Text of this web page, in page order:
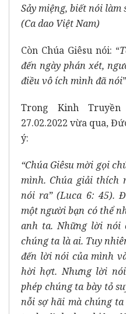
Sảy miệng, biết nói làm
(Ca dao Việt Nam)
Còn Chúa Giêsu nói: “
đến ngày phán xét,
điều vô ích mình đã nói
Trong Kinh
27.02.2022 vừa qua,
ý:
“Chúa Giêsu mời gọi
mình. Chúa giải thích
nói ra” (Luca 6: 45).
một người bạn có thể
anh ta. Những lời nói
chúng ta là ai. Tuy
đến lời nói của mình
hời hợt. Nhưng lời
phép chúng ta bày tỏ
nỗi sợ hãi mà chúng